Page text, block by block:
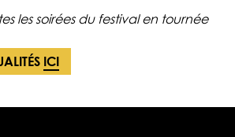
les soirées du festival en tournée
ICI